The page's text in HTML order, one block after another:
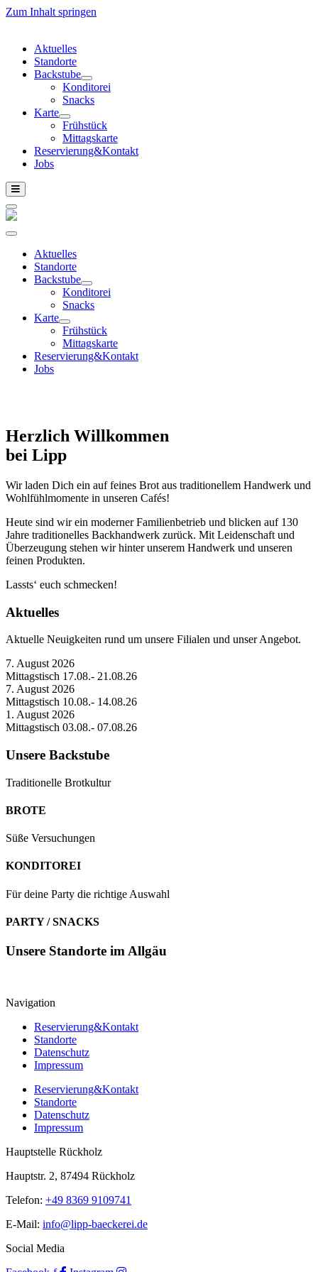
Zum Inhalt springen
Aktuelles
Standorte
Backstube
Konditorei
Snacks
Karte
Frühstück
Mittagskarte
Reservierung&Kontakt
Jobs
Aktuelles
Standorte
Backstube
Konditorei
Snacks
Karte
Frühstück
Mittagskarte
Reservierung&Kontakt
Jobs
Herzlich Willkommen
bei Lipp
Wir laden Dich ein auf feines Brot aus traditionellem Handwerk und
Wohlfühlmomente in unseren Cafés!
Heute sind wir ein moderner Familienbetrieb und blicken auf 130
Jahre traditionelles Backhandwerk zurück. Mit Leidenschaft und
Überzeugung stehen wir hinter unserem Handwerk und unseren
feinen Produkten.
Lassts‘ euch schmecken!
Aktuelles
Aktuelle Neuigkeiten rund um unsere Filialen und unser Angebot.
7. August 2026
Mittagstisch 17.08.- 21.08.26
7. August 2026
Mittagstisch 10.08.- 14.08.26
1. August 2026
Mittagstisch 03.08.- 07.08.26
Unsere Backstube
Traditionelle Brotkultur
BROTE
Süße Versuchungen
KONDITOREI
Für deine Party die richtige Auswahl
PARTY / SNACKS
Unsere Standorte im Allgäu
Navigation
Reservierung&Kontakt
Standorte
Datenschutz
Impressum
Reservierung&Kontakt
Standorte
Datenschutz
Impressum
Hauptstelle Rückholz
Hauptstr. 2, 87494 Rückholz
Telefon: +49 8369 9109741
E-Mail: info@lipp-baeckerei.de
Social Media